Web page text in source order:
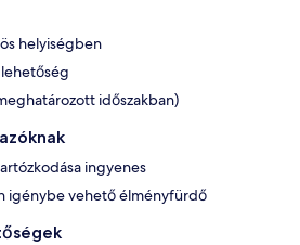
helyiségben
időszakban)
ingyenes
igénybe vehető élményfürdő